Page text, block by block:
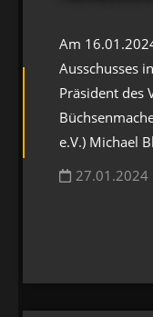
Am
Ausschusses
Präsident des
e.V.) Michael
27.01.2024